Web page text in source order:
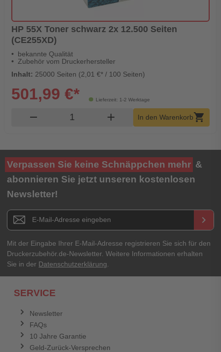
HP 55X Toner schwarz 2x 12.500 Seiten
(CE255XD)
bekannte Qualität
Zubehör vom Druckerhersteller
Inhalt: 25000 Seiten (2,01 €* / 100 Seiten)
Lieferzeit: 1-2 Werktage
501,99 €*
remove Produkt Warenkorb Menge
add In den Warenkorbshopping_cart
Verpassen Sie keine Schnäppchen mehr &
abonnieren Sie jetzt unseren kostenlosen
Newsletter!
Newsletter E-Mail Adresse keyboard_arrow_right
Mit der Eingabe Ihrer E-Mail-Adresse registrieren Sie sich für den
Druckerzubehör.de-Newsletter. Weitere Informationen erhalten
Sie in der Datenschutzerklärung
SERVICE
Newsletter
FAQs
10 Jahre Garantie
Geld-Zurück-Versprechen